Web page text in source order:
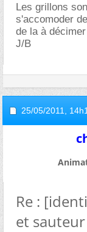
Les grillons
s'accomoder
de la à
J/B
25/05/2011,
Re :
et sauteur